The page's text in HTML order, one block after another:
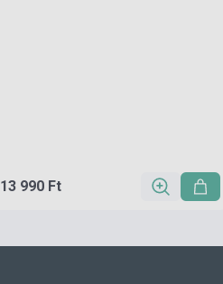
13 990 Ft